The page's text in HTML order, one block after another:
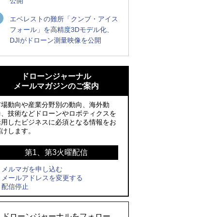
エベレストの難所「クンブ・アイス
フォール」を高精度3Dモデル化、
DJIがドローン測量映像を公開
飛ぶLEDスクリーン」とドローンショー
による新演出を実施
防衛装備庁「迎撃ドローン早期取得プロ
グラム」にテラドローンが採択、国産機
で量産調達を目指す
パイダーマン』や「M!LK」とのコラボド
ローンショー8/1開催
ドローンとナイトバブルが競演、「花園
ドローンショーフェスタ2026」10/3、4
開催
飛ぶLEDスクリーン」とドローンショー
による新演出を実施
国産AUVを社会実装へ、スタートアップ
「BlueArch株式会社」設立
防衛装備庁「迎撃ドローン早期取得プロ
で量産調達を目指す
サザンビーチちがさき花火大会で「復活
の花火」打ち上げ、キリンビールがライ
ブ中継と連動した支援企画
ドローンジャーナル
メールマガジンのご案内
動向や産業分野別の動向、海外動
、技術などドローンやロボティクスを
したビジネスに必須となる情報をお
します。
第1、第3火曜配信
メルマガを申し込む
メールアドレスを変更する
配信停止